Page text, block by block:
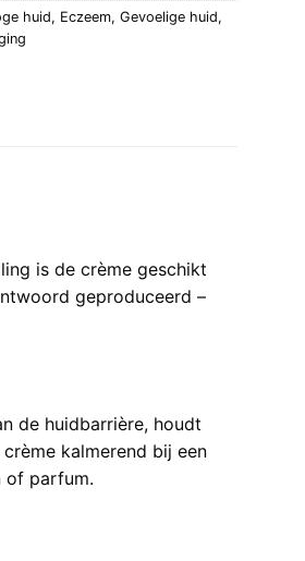
huid, Eczeem, Gevoelige huid,
is de crème geschikt
geproduceerd –
de huidbarrière, houdt
kalmerend bij een
of parfum.